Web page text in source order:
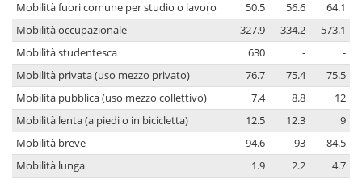
Mobilità fuori comune per studio o lavoro
50.5 56.6
64.1
Mobilità occupazionale
327.9 334.2
573.1
Mobilità studentesca
630 -
-
Mobilità privata (uso mezzo privato)
76.7 75.4
75.5
Mobilità pubblica (uso mezzo collettivo)
7.4 8.8
12
Mobilità lenta (a piedi o in bicicletta)
12.5 12.3
9
Mobilità breve
94.6 93
84.5
Mobilità lunga
1.9 2.2 4.7